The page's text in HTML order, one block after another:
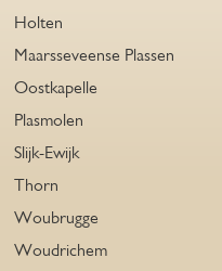
Holten
Maarsseveense Plassen
Oostkapelle
Plasmolen
Slijk-Ewijk
Thorn
Woubrugge
Woudrichem